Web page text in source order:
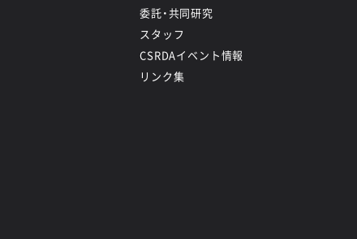
委託・共同研究
スタッフ
CSRDAイベント情報
リンク集